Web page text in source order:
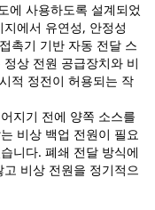
에 사용하도록 설계되었
에서 유연성, 안정성
촉기 기반 자동 전달 스
상 전원 공급장치와 비
적 정전이 허용되는 작
지기 전에 양쪽 소스를
비상 백업 전원이 필요
니다. 폐쇄 전달 방식에
비상 전원을 정기적으